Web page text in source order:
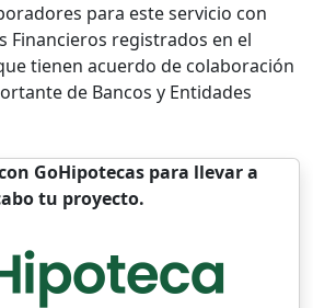
para este servicio con
Financieros registrados en el
tienen acuerdo de colaboración
de Bancos y Entidades
GoHipotecas para llevar a
tu proyecto.